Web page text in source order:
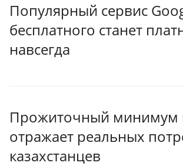
Популярный сервис
бесплатного станет
навсегда
Прожиточный минимум
отражает реальных
казахстанцев